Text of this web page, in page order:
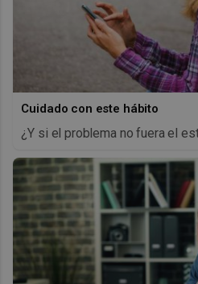
Cuidado con este hábito
¿Y si el problema no fuera el